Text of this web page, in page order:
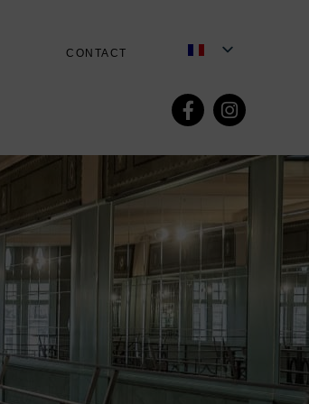
CONTACT